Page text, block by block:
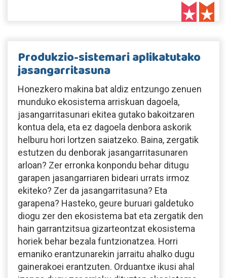
Produkzio-sistemari aplikatutako
jasangarritasuna
Honezkero makina bat aldiz entzungo zenuen
munduko ekosistema arriskuan dagoela,
jasangarritasunari ekitea gutako bakoitzaren
kontua dela, eta ez dagoela denbora askorik
helburu hori lortzen saiatzeko. Baina, zergatik
estutzen du denborak jasangarritasunaren
arloan? Zer erronka konpondu behar ditugu
garapen jasangarriaren bideari urrats irmoz
ekiteko? Zer da jasangarritasuna? Eta
garapena? Hasteko, geure buruari galdetuko
diogu zer den ekosistema bat eta zergatik den
hain garrantzitsua gizarteontzat ekosistema
horiek behar bezala funtzionatzea. Horri
emaniko erantzunarekin jarraitu ahalko dugu
gainerakoei erantzuten. Orduantxe ikusi ahal